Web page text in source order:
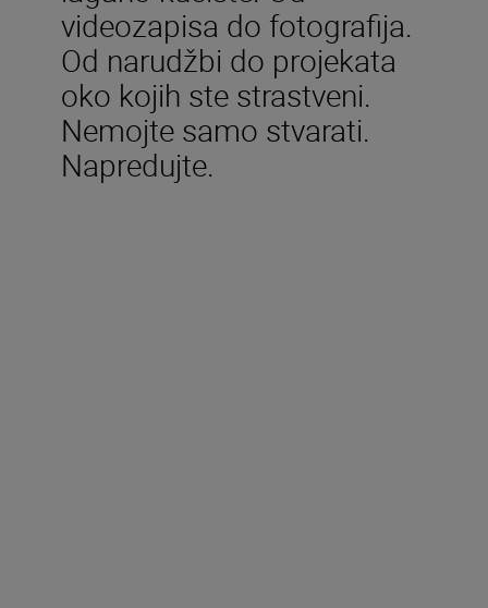
videozapisa do fotografija.
Od narudžbi do projekata
oko kojih ste strastveni.
Nemojte samo stvarati.
Napredujte.